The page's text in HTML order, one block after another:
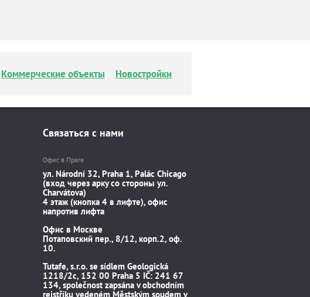
Коммерческие объекты Новостройки
Связаться с нами
Офис в Праге
ул. Národní 32, Praha 1, Palác Chicago
(вход через арку со стороны ул.
Charvátova)
4 этаж (кнопка 4 в лифте), офис
напротив лифта
Офис в Москве
Потаповский пер., 8/12, корп.2, оф.
10.
Tutafe, s.r.o. se sídlem Geologická
1218/2c, 152 00 Praha 5 IČ: 241 67
134, společnost zapsána v obchodním
rejstříku vedeném Městským soudem v